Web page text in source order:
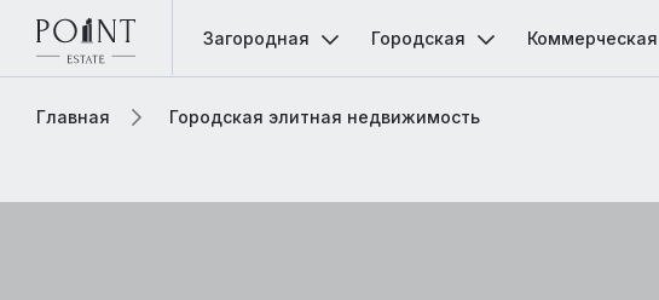
Загородная Городская Коммерческая
Главная Городская элитная недвижимость